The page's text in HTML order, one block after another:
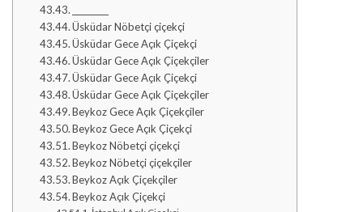
Üsküdar Nöbetçi çiçekçi
Üsküdar Gece Açık Çiçekçi
Üsküdar Gece Açık Çiçekçiler
Üsküdar Gece Açık Çiçekçi
Üsküdar Gece Açık Çiçekçiler
Beykoz Gece Açık Çiçekçiler
Beykoz Gece Açık Çiçekçi
Beykoz Nöbetçi çiçekçi
Beykoz Nöbetçi çiçekçiler
Beykoz Açık Çiçekçiler
Beykoz Açık Çiçekçi